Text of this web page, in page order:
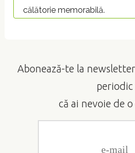
călătorie memorabilă.
Abonează-te la
periodic
că ai nevoie de